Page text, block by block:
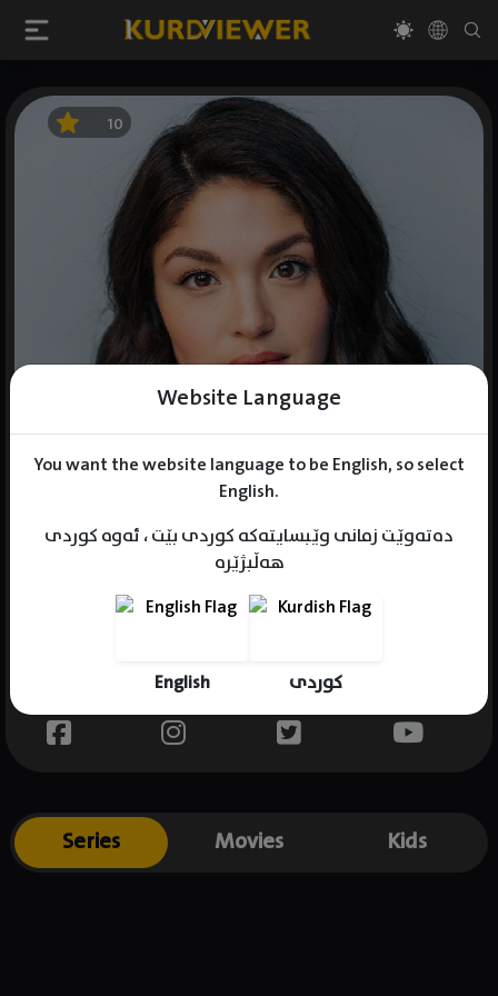
Website Language
You want the website language to be English, so select
English.
دەتەوێت زمانی وێبسایتەکە کوردی بێت ، ئەوە کوردی
هەڵبژێرە
English کوردی
10
Gender : female
Place of birth : USA
Series Movies Kids